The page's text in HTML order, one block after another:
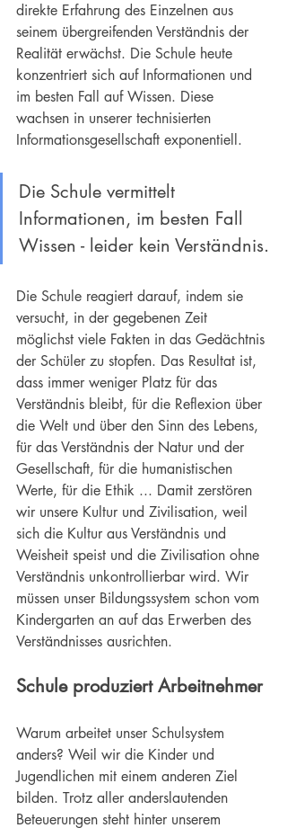
direkte Erfahrung des Einzelnen aus
seinem übergreifenden Verständnis der
Realität erwächst. Die Schule heute
konzentriert sich auf Informationen und
im besten Fall auf Wissen. Diese
wachsen in unserer technisierten
Informationsgesellschaft exponentiell.
Die Schule vermittelt
Informationen, im besten Fall
Wissen - leider kein Verständnis.
Die Schule reagiert darauf, indem sie
versucht, in der gegebenen Zeit
möglichst viele Fakten in das Gedächtnis
der Schüler zu stopfen. Das Resultat ist,
dass immer weniger Platz für das
Verständnis bleibt, für die Reflexion über
die Welt und über den Sinn des Lebens,
für das Verständnis der Natur und der
Gesellschaft, für die humanistischen
Werte, für die Ethik ... Damit zerstören
wir unsere Kultur und Zivilisation, weil
sich die Kultur aus Verständnis und
Weisheit speist und die Zivilisation ohne
Verständnis unkontrollierbar wird. Wir
müssen unser Bildungssystem schon vom
Kindergarten an auf das Erwerben des
Verständnisses ausrichten.
Schule produziert Arbeitnehmer
Warum arbeitet unser Schulsystem
anders? Weil wir die Kinder und
Jugendlichen mit einem anderen Ziel
bilden. Trotz aller anderslautenden
Beteuerungen steht hinter unserem